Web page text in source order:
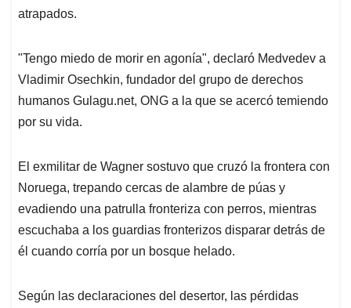
atrapados.
"Tengo miedo de morir en agonía", declaró Medvedev a
Vladimir Osechkin, fundador del grupo de derechos
humanos Gulagu.net, ONG a la que se acercó temiendo
por su vida.
El exmilitar de Wagner sostuvo que cruzó la frontera con
Noruega, trepando cercas de alambre de púas y
evadiendo una patrulla fronteriza con perros, mientras
escuchaba a los guardias fronterizos disparar detrás de
él cuando corría por un bosque helado.
Según las declaraciones del desertor, las pérdidas